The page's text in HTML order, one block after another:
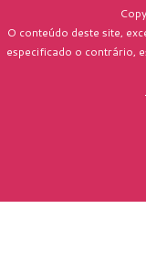
O conteúdo deste site,
especificado o contrário,